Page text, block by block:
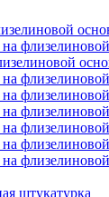
штукатурка